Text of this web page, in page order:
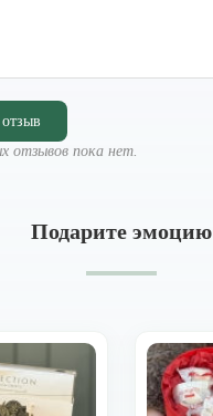
отзывов пока нет.
Подарите эмоцию